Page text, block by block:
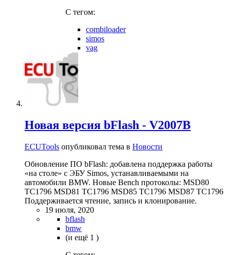
C тегом:
combiloader
simos
vag
Новая версия bFlash - V2007B
ECUTools опубликовал тема в Новости
Обновление ПО bFlash: добавлена поддержка работы
«на столе» с ЭБУ Simos, устанавливаемыми на
автомобили BMW. Новые Bench протоколы: MSD80
TC1796 MSD81 TC1796 MSD85 TC1796 MSD87 TC1796
Поддерживается чтение, запись и клонирование.
19 июля, 2020
bflash
bmw
(и ещё 1 )